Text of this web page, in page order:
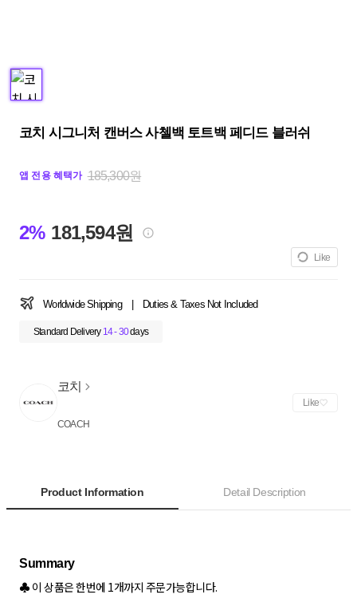
코치 시그니처 캔버스 사첼백 토트백 페디드 블러쉬
앱 전용 혜택가 185,300원
2% 181,594원
Like
Worldwide Shipping Duties & Taxes Not Included
Standard Delivery 14 - 30days
코치
COACH
Like
Product Information Detail Description
Summary
♣ 이 상품은 한번에 1개까지 주문가능합니다.